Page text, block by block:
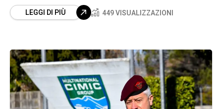
LEGGI DI PIÙ 449 VISUALIZZAZIONI